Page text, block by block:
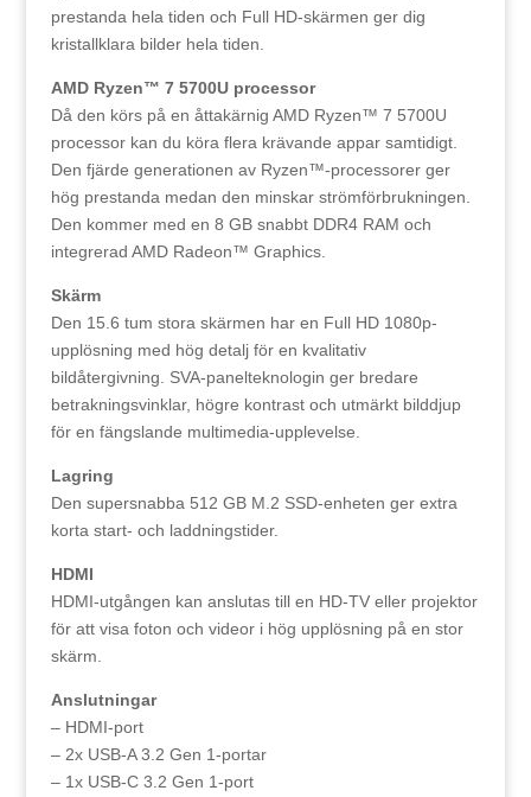
prestanda hela tiden och Full HD-skärmen ger dig
kristallklara bilder hela tiden.
AMD Ryzen™ 7 5700U processor
Då den körs på en åttakärnig AMD Ryzen™ 7 5700U
processor kan du köra flera krävande appar samtidigt.
Den fjärde generationen av Ryzen™-processorer ger
hög prestanda medan den minskar strömförbrukningen.
Den kommer med en 8 GB snabbt DDR4 RAM och
integrerad AMD Radeon™ Graphics.
Skärm
Den 15.6 tum stora skärmen har en Full HD 1080p-
upplösning med hög detalj för en kvalitativ
bildåtergivning. SVA-panelteknologin ger bredare
betrakningsvinklar, högre kontrast och utmärkt bilddjup
för en fängslande multimedia-upplevelse.
Lagring
Den supersnabba 512 GB M.2 SSD-enheten ger extra
korta start- och laddningstider.
HDMI
HDMI-utgången kan anslutas till en HD-TV eller projektor
för att visa foton och videor i hög upplösning på en stor
skärm.
Anslutningar
– HDMI-port
– 2x USB-A 3.2 Gen 1-portar
– 1x USB-C 3.2 Gen 1-port